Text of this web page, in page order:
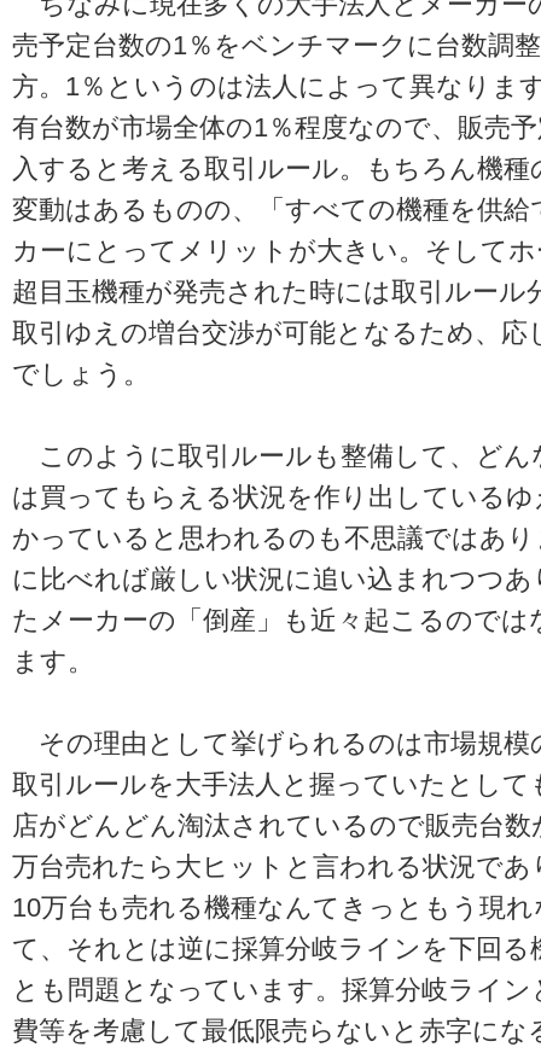
売予定台数の1％をベンチマークに台数調
方。1％というのは法人によって異なりま
有台数が市場全体の1％程度なので、販売
入すると考える取引ルール。もちろん機
変動はあるものの、「すべての機種を供
カーにとってメリットが大きい。そして
超目玉機種が発売された時には取引ルール
取引ゆえの増台交渉が可能となるため、
でしょう。
このように取引ルールも整備して、どん
は買ってもらえる状況を作り出している
かっていると思われるのも不思議ではあ
に比べれば厳しい状況に追い込まれつつ
たメーカーの「倒産」も近々起こるので
ます。
その理由として挙げられるのは市場規模
取引ルールを大手法人と握っていたとして
店がどんどん淘汰されているので販売台
万台売れたら大ヒットと言われる状況で
10万台も売れる機種なんてきっともう現
て、それとは逆に採算分岐ラインを下回
とも問題となっています。採算分岐ライ
費等を考慮して最低限売らないと赤字にな